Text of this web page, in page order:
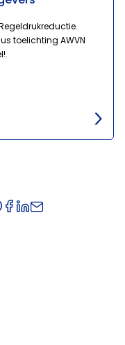
toelichting AWVN